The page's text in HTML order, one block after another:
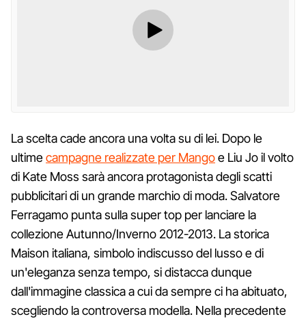
La scelta cade ancora una volta su di lei. Dopo le
ultimecampagne realizzate per Mangoe Liu Jo il volto
di Kate Moss sarà ancora protagonista degli scatti
pubblicitari di un grande marchio di moda. Salvatore
Ferragamo punta sulla super top per lanciare la
collezione Autunno/Inverno 2012-2013. La storica
Maison italiana, simbolo indiscusso del lusso e di
un'eleganza senza tempo, si distacca dunque
dall'immagine classica a cui da sempre ci ha abituato,
scegliendo la controversa modella. Nella precedente